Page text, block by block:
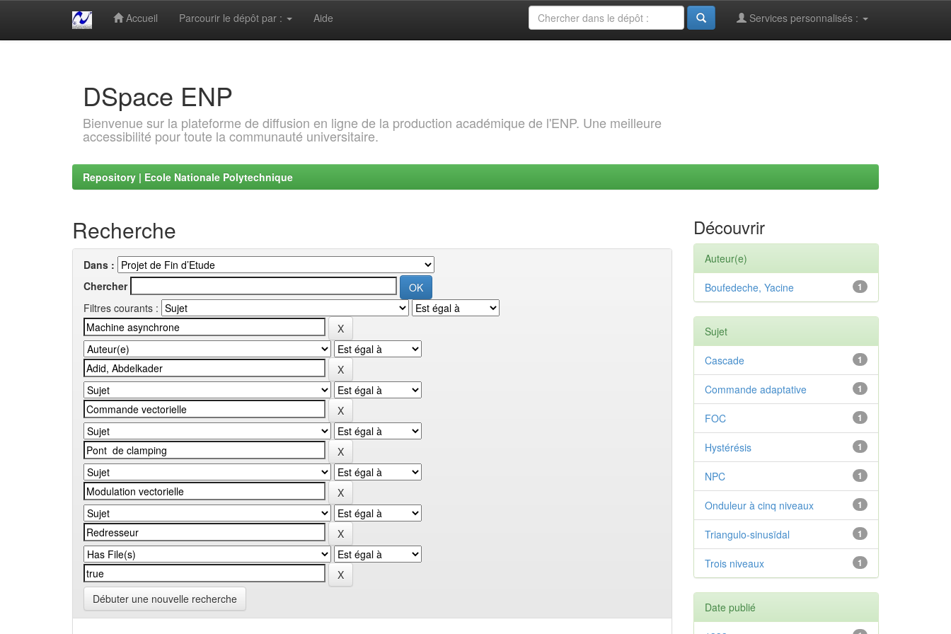
Accueil Parcourir le dépôt par : Aide Services personnalisés :
DSpace ENP
Bienvenue sur la plateforme de diffusion en ligne de la production académique de l'ENP. Une meilleure
accessibilité pour toute la communauté universitaire.
Repository | Ecole Nationale Polytechnique
Recherche
Dans :
Chercher
Filtres courants :
Débuter une nouvelle recherche
Découvrir
Auteur(e)
1
Boufedeche, Yacine
Sujet
1
Cascade
1
Commande adaptative
1
FOC
1
Hystérésis
1
NPC
1
Onduleur à cinq niveaux
1
Triangulo-sinusïdal
1
Trois niveaux
Date publié